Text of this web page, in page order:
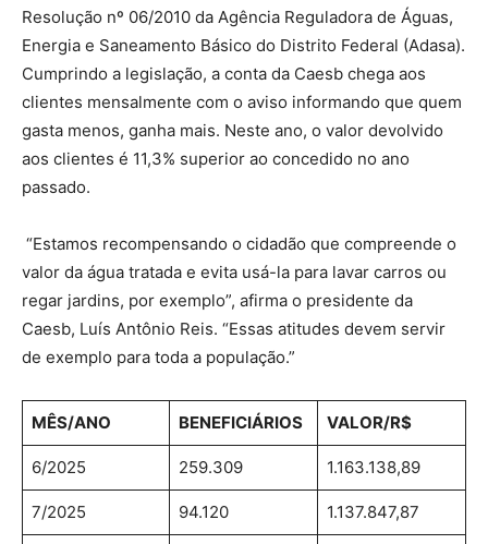
Resolução nº 06/2010 da Agência Reguladora de Águas,
Energia e Saneamento Básico do Distrito Federal (Adasa).
Cumprindo a legislação, a conta da Caesb chega aos
clientes mensalmente com o aviso informando que quem
gasta menos, ganha mais. Neste ano, o valor devolvido
aos clientes é 11,3% superior ao concedido no ano
passado.
“Estamos recompensando o cidadão que compreende o
valor da água tratada e evita usá-la para lavar carros ou
regar jardins, por exemplo”, afirma o presidente da
Caesb, Luís Antônio Reis. “Essas atitudes devem servir
de exemplo para toda a população.”
MÊS/ANO BENEFICIÁRIOS VALOR/R$
6/2025 259.309 1.163.138,89
7/2025 94.120 1.137.847,87